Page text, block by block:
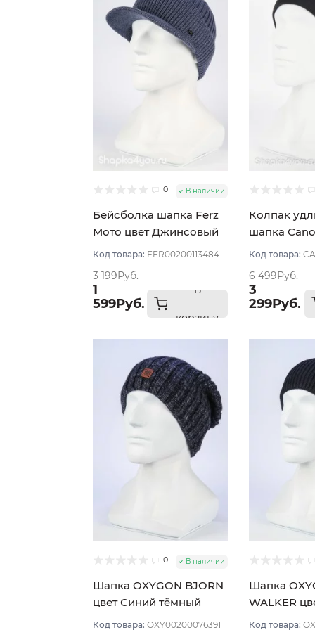
0 В наличии
Бейсболка шапка Ferz
Мото цвет Джинсовый
Код товара: FER00200113484
3 199Руб.
1
599Руб.
В
корзину
Колпак
шапка
Синий
Код товара:
6 499Руб.
3
299Руб.
0 В наличии
Шапка OXYGON BJORN
цвет Синий тёмный
Код товара: OXY00200076391
Шапка
WALKER
Код товара: